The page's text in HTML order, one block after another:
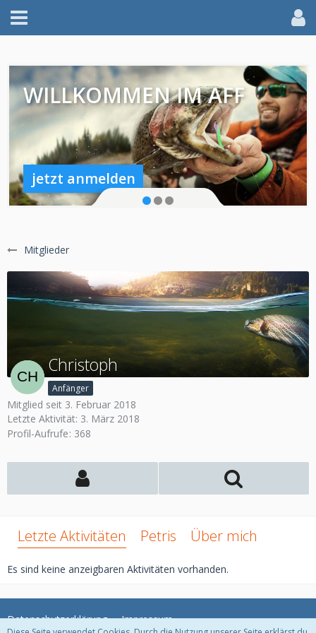
WILLKOMMEN IM AFF
jetzt anmelden
Mitglieder
Christoph
Anfänger
Mitglied seit 3. Februar 2018
Letzte Aktivität: 3. März 2018
Profil-Aufrufe 368
Letzte Aktivitäten Petris Über mich
Es sind keine anzeigbaren Aktivitäten vorhanden.
Datenschutzerklärung Impressum